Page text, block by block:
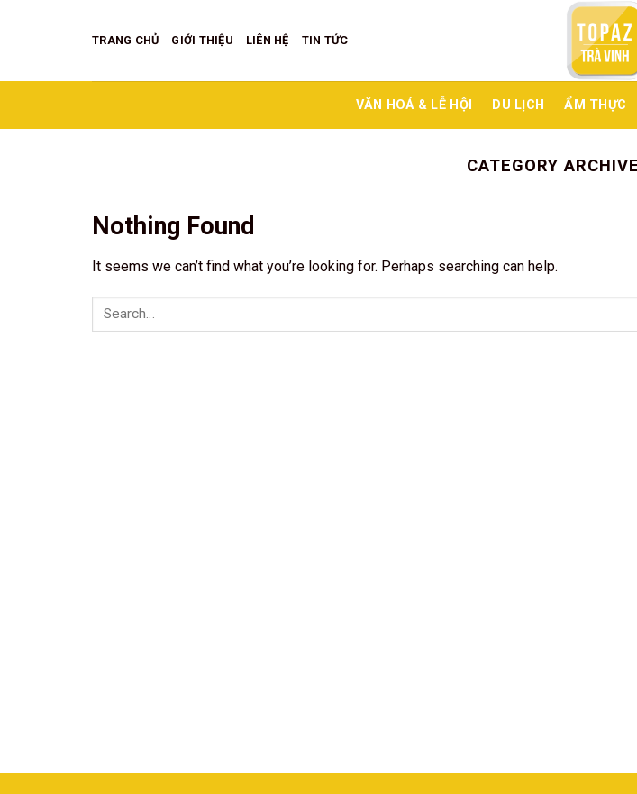
TRANG CHỦ GIỚI THIỆU LIÊN HỆ TIN TỨC
VĂN HOÁ & LỄ HỘI DU LỊCH ẨM THỰC
CATEGORY
Nothing Found
It seems we can’t find what you’re looking for. Perhaps searching can help.